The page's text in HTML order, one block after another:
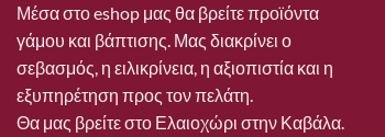
Μέσα στο eshop μας θα βρείτε προϊόντα
γάμου και βάπτισης. Μας διακρίνει ο
σεβασμός, η ειλικρίνεια, η αξιοπιστία και η
εξυπηρέτηση προς τον πελάτη.
Θα μας βρείτε στο Ελαιοχώρι στην Καβάλα.